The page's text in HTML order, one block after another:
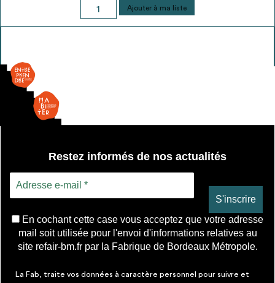
quantité
de
Ajouter à ma liste
Restez informés de nos actualités
En cochant cette case vous acceptez que votre adresse
mail soit utilisée pour l'envoi d'informations relatives au
site refair-bm.fr par la Fabrique de Bordeaux Métropole.
La Fab, traite vos données à caractère personnel pour suivre et